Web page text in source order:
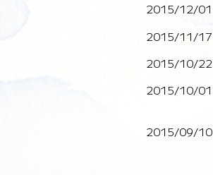
2015/12/01
2015/11/17
2015/10/22
2015/10/01
2015/09/10